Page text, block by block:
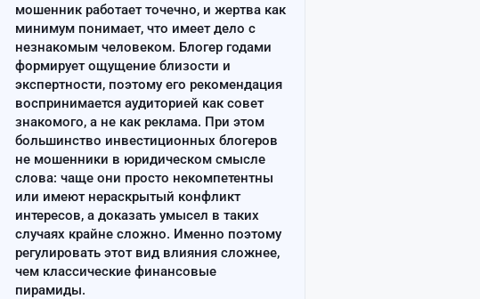
мошенник работает точечно, и жертва как
минимум понимает, что имеет дело с
незнакомым человеком. Блогер годами
формирует ощущение близости и
экспертности, поэтому его рекомендация
воспринимается аудиторией как совет
знакомого, а не как реклама. При этом
большинство инвестиционных блогеров
не мошенники в юридическом смысле
слова: чаще они просто некомпетентны
или имеют нераскрытый конфликт
интересов, а доказать умысел в таких
случаях крайне сложно. Именно поэтому
регулировать этот вид влияния сложнее,
чем классические финансовые
пирамиды.